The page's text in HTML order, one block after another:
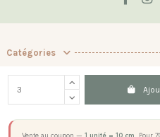
Catégories
Les Indispensables
La boutique
Contact us